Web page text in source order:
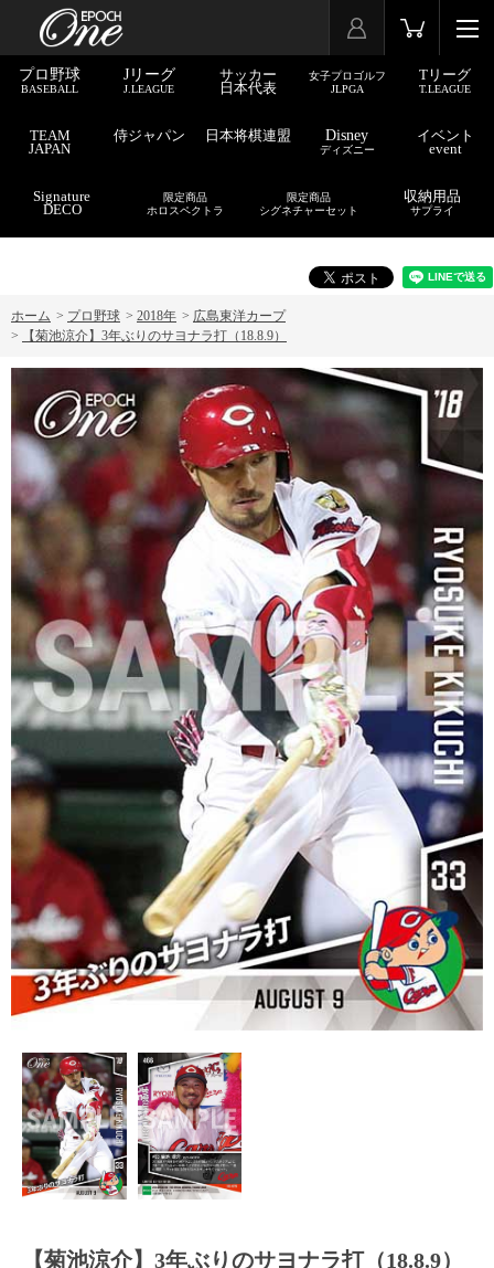
プロ野球
BASEBALL
Jリーグ
J.LEAGUE
サッカー
日本代表
女子プロゴルフ
JLPGA
Tリーグ
T.LEAGUE
TEAM
JAPAN
侍ジャパン 日本将棋連盟 Disney
ディズニー
イベント
event
Signature
DECO
限定商品
ホロスペクトラ
限定商品
シグネチャーセット
収納用品
サプライ
ホーム > プロ野球 > 2018年 > 広島東洋カープ
>
【菊池涼介】3年ぶりのサヨナラ打（18.8.9）
【菊池涼介】3年ぶりのサヨナラ打（18.8.9）